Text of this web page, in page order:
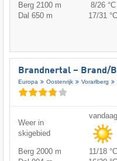
Berg 2100 m 8/26 °C
Dal 650 m
17/31 °C
Brandnertal – Brand/​
Europa Oostenrijk Vorarlberg
Weer in
skigebied
vandaag
Berg 2000 m 11/18 °C